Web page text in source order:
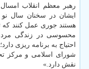
رهبر معظم انقلاب امسال
ایشان در سخنان سال نو
هستند جوری عمل كنند كه
محسوسی در زندگی مردم
احتیاج به برنامه ریزی
شورای اسلامی و مركز
نقش دارد.»